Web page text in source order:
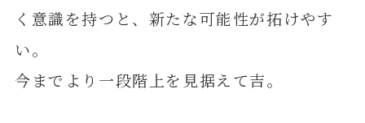
く意識を持つと、新たな可能性が拓けやす
い。
今までより一段階上を見据えて吉。